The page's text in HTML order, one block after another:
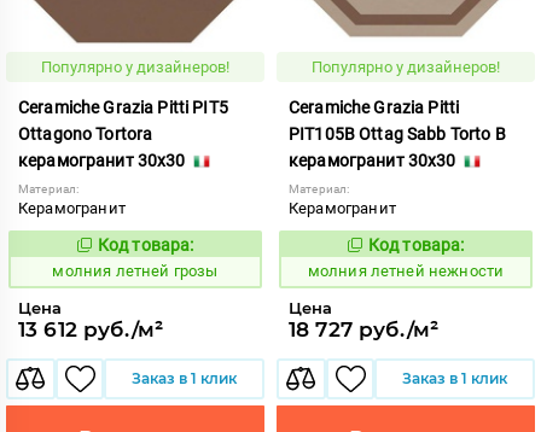
Популярно у дизайнеров!
Ceramiche Grazia Pitti PIT5
Ottagono Tortora
керамогранит 30x30
Материал:
Керамогранит
1005894
Код товара:
молния летней грозы
Цена
13 612 руб./м²
Заказ в 1 клик
Популярно у дизайнеров!
Ceramiche Grazia Pitti
PIT105B Ottag Sabb Torto B
керамогранит 30x30
Материал:
Керамогранит
1005933
Код товара:
молния летней нежности
Цена
18 727 руб./м²
Заказ в 1 клик